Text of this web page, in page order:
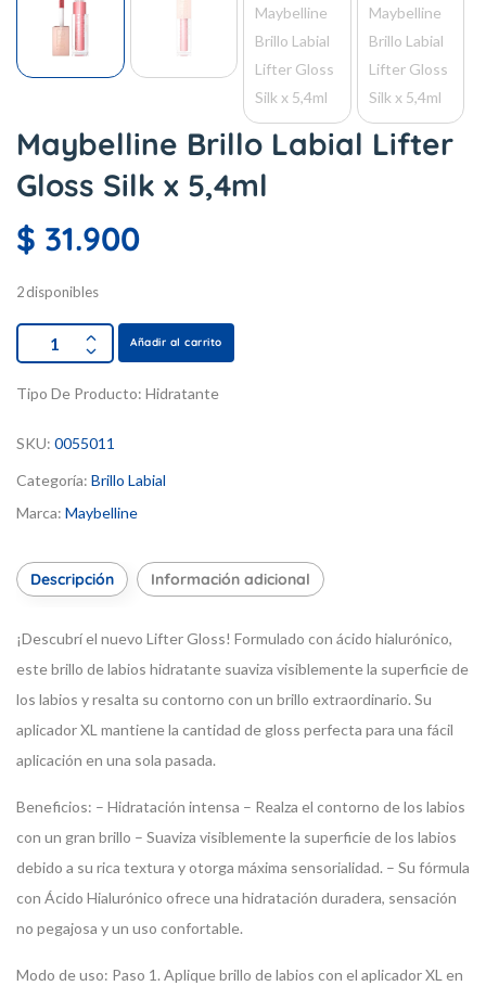
Maybelline Brillo Labial Lifter
Gloss Silk x 5,4ml
$ 31.900
2 disponibles
Añadir al carrito
Tipo De Producto: Hidratante
SKU: 0055011
Categoría: Brillo Labial
Marca: Maybelline
Descripción Información adicional
¡Descubrí el nuevo Lifter Gloss! Formulado con ácido hialurónico,
este brillo de labios hidratante suaviza visiblemente la superficie de
los labios y resalta su contorno con un brillo extraordinario. Su
aplicador XL mantiene la cantidad de gloss perfecta para una fácil
aplicación en una sola pasada.
Beneficios: – Hidratación intensa – Realza el contorno de los labios
con un gran brillo – Suaviza visiblemente la superficie de los labios
debido a su rica textura y otorga máxima sensorialidad. – Su fórmula
con Ácido Hialurónico ofrece una hidratación duradera, sensación
no pegajosa y un uso confortable.
Modo de uso: Paso 1. Aplique brillo de labios con el aplicador XL en